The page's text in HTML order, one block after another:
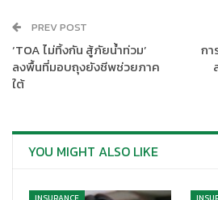
นายสมศักดิ์ อรรถเสรีพงศ์ ประธานเจ้าห
จำหน่ายผ่านตัวแทน (Chief Agency
ราลี่ ประกันชีวิต (ไทยแลนด์) จำกัด (มหา
ปรับใช้กลยุทธ์
เ
Recruitment การสรรหาตัวแทนใหม่ที่ถู
Infrastructure การวางระบบหลังบ้านที่
การวางแผนกิจกรรมและการทำงานอย่าง
PREV POST
‘TOA ไม่ทิ้งกัน สู้ภัยน้ำท่วม’
ลงพื้นที่มอบถุงยังชีพช่วยภาค
ใต้
กา
YOU MIGHT ALSO LIKE